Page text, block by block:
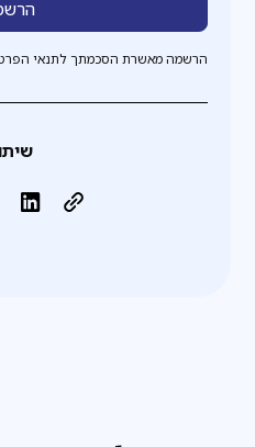
הרשמה מאשרת הסכמתך לתנאי